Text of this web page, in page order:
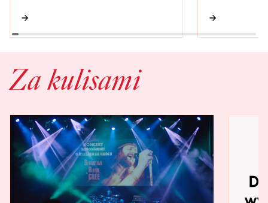
Za kulisami